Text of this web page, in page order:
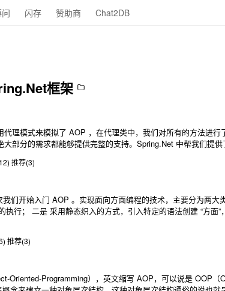
闪存 赞助商 Chat2DB
框架
理模式来模拟了 AOP ，在代理类中，我们对所有的方法进
部分的需求都能够提供完整的支持。Spring.Net 中帮我们提
推荐(3)
们开始入门 AOP 。实现面向方面编程的技术，主要分为两大
行； 二是 采用静态织入的方式，引入特定的语法创建 “方面
推荐(3)
Oriented-Programming），英文缩写 AOP，可以说是 OOP（